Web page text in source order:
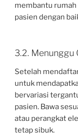
membantu
pasien dengan
3.2. Menunggu
Setelah
untuk
bervariasi
pasien. Bawa
atau perangkat
tetap sibuk.